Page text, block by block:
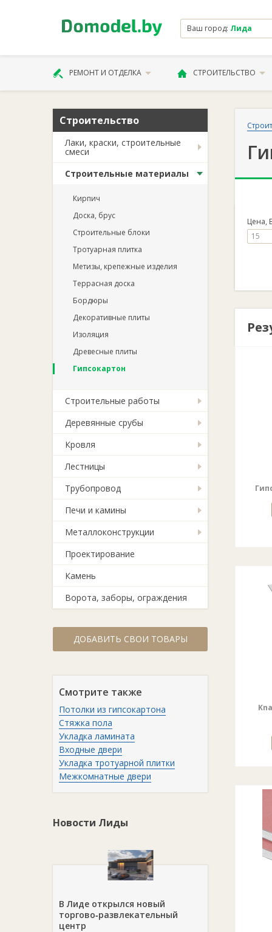
Ваш город: Лида
РЕМОНТ И ОТДЕЛКА СТРОИТЕЛЬСТВО
Строительство
Лаки, краски, строительные
смеси
Строительные материалы
Кирпич
Доска, брус
Строительные блоки
Тротуарная плитка
Метизы, крепежные изделия
Террасная доска
Бордюры
Декоративные плиты
Изоляция
Древесные плиты
Гипсокартон
Строительные работы
Деревянные срубы
Кровля
Лестницы
Трубопровод
Печи и камины
Металлоконструкции
Проектирование
Камень
Ворота, заборы, ограждения
ДОБАВИТЬ СВОИ ТОВАРЫ
Смотрите также
Потолки из гипсокартона
Стяжка пола
Укладка ламината
Входные двери
Укладка тротуарной плитки
Межкомнатные двери
Новости Лиды
В Лиде открылся новый
торгово‑развлекательный
центр
Цена,